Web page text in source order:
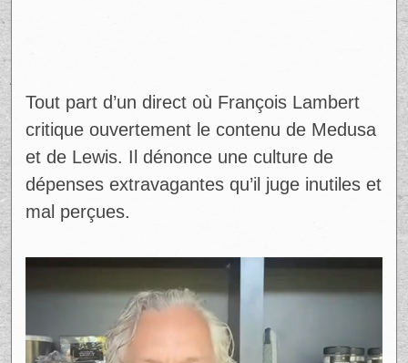
Tout part d’un direct où François Lambert
critique ouvertement le contenu de Medusa
et de Lewis. Il dénonce une culture de
dépenses extravagantes qu’il juge inutiles et
mal perçues.